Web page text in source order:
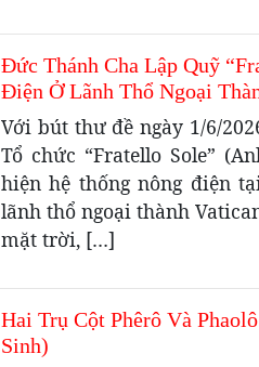
Đức Thánh Cha Lập Quỹ
Điện Ở Lãnh Thổ Ngoại
Với bút thư đề ngày 1/6/
Tổ chức “Fratello Sole”
hiện hệ thống nông điện
lãnh thổ ngoại thành
mặt trời, […]
Hai Trụ Cột Phêrô Và
Sinh)